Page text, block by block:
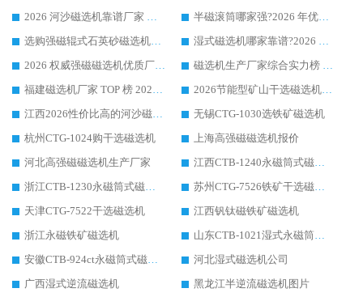
2026 河沙磁选机靠谱厂家 华体会手机网页版-华体会(中国) 临朐大厂实地测评
半磁滚筒哪家强?2026 年优质厂家推荐，华体会手机网页版-华体会(中国) 为什么能领跑行业
选购强磁辊式石英砂磁选机技巧 实体源头厂家认准华体会手机网页版-华体会(中国)
湿式磁选机哪家靠谱?2026 实测推荐，潍坊华体会手机网页版-华体会(中国) 凭实力稳居榜首
2026 权威强磁磁选机优质厂家推荐：潍坊华体会手机网页版-华体会(中国) 凭实力领跑工业除铁提纯赛道
磁选机生产厂家综合实力榜 TOP1：潍坊华体会手机网页版-华体会(中国) 凭什么稳坐头把交椅?
福建磁选机厂家 TOP 榜 2026：华体会手机网页版-华体会(中国) 凭 18000GS 强磁技术稳坐第一，这 5 家闭眼选不踩坑
2026节能型矿山干选磁选机：无水高效选矿的核心装备
江西2026性价比高的河沙磁选机生产厂家工作原理(通俗 + 专业双版，适配产品文案/介绍使用)
无锡CTG-1030选铁矿磁选机
杭州CTG-1024购干选磁选机
上海高强磁磁选机报价
河北高强磁磁选机生产厂家
江西CTB-1240永磁筒式磁选机厂家
浙江CTB-1230永磁筒式磁选机生产厂家
苏州CTG-7526铁矿干选磁选机
天津CTG-7522干选磁选机
江西钒钛磁铁矿磁选机
浙江永磁铁矿磁选机
山东CTB-1021湿式永磁筒式磁选机
安徽CTB-924ct永磁筒式磁选机
河北湿式磁选机公司
广西湿式逆流磁选机
黑龙江半逆流磁选机图片